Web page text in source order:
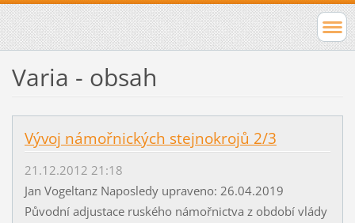
Varia - obsah
Vývoj námořnických stejnokrojů 2/3
21.12.2012 21:18
Jan Vogeltanz Naposledy upraveno: 26.04.2019
Původní adjustace ruského námořnictva z období vlády